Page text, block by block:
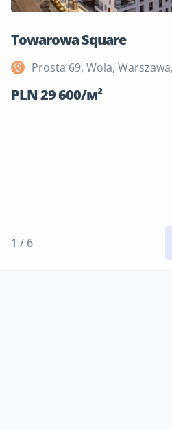
Towarowa Square
Prosta 69, Wola,
PLN 29 600/м²
1 / 6